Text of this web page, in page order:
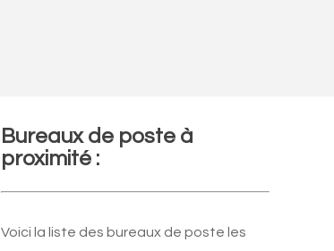
Bureaux de poste à
proximité :
Voici la liste des bureaux de poste les